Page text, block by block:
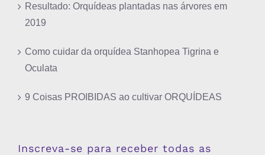
Resultado: Orquídeas plantadas nas árvores em
2019
Como cuidar da orquídea Stanhopea Tigrina e
Oculata
9 Coisas PROIBIDAS ao cultivar ORQUÍDEAS
Inscreva-se para receber todas as